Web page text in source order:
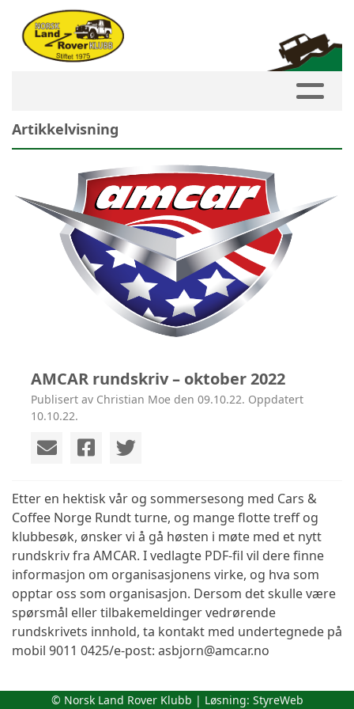
Artikkelvisning
AMCAR rundskriv – oktober 2022
Publisert av Christian Moe den 09.10.22. Oppdatert
10.10.22.
Etter en hektisk vår og sommersesong med Cars &
Coffee Norge Rundt turne, og mange flotte treff og
klubbesøk, ønsker vi å gå høsten i møte med et nytt
rundskriv fra AMCAR. I vedlagte PDF-fil vil dere finne
informasjon om organisasjonens virke, og hva som
opptar oss som organisasjon. Dersom det skulle være
spørsmål eller tilbakemeldinger vedrørende
rundskrivets innhold, ta kontakt med undertegnede på
mobil 9011 0425/e-post: asbjorn@amcar.no
© Norsk Land Rover Klubb | Løsning: StyreWeb